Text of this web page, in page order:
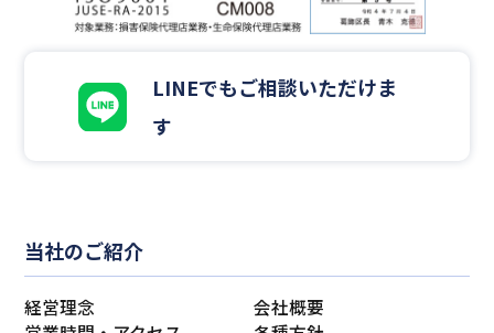
LINEでもご相談いただけま
す
当社のご紹介
経営理念
会社概要